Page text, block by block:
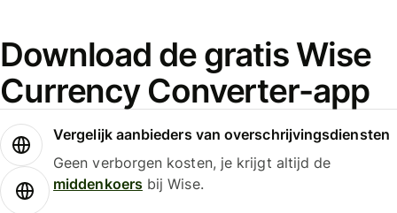
Download de gratis Wise
Currency Converter-app
Vergelijk aanbieders van overschrijvingsdiensten
Geen verborgen kosten, je krijgt altijd de
middenkoersbij Wise.